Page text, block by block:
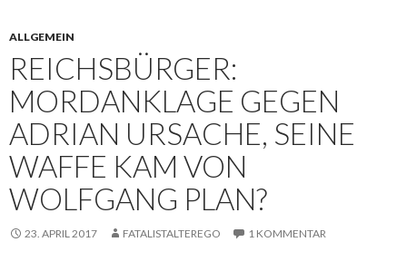
ALLGEMEIN
REICHSBÜRGER:
MORDANKLAGE GEGEN
ADRIAN URSACHE, SEINE
WAFFE KAM VON
WOLFGANG PLAN?
23. APRIL 2017 FATALISTALTEREGO 1 KOMMENTAR